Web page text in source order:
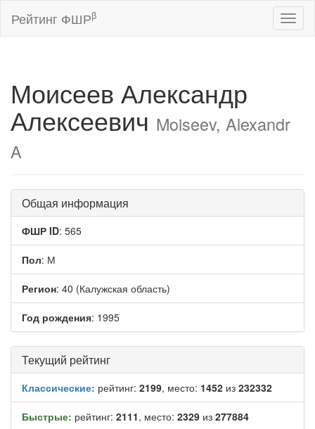
Рейтинг ФШРβ
Моисеев Александр
Алексеевич Moiseev, Alexandr
A
Общая информация
ФШР ID: 565
Пол: М
Регион: 40 (Калужская область)
Год рождения: 1995
Текущий рейтинг
Классические: рейтинг: 2199, место: 1452 из 232332
Быстрые: рейтинг: 2111, место: 2329 из 277884